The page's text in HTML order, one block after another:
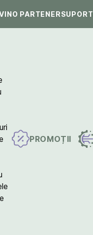
PARTENERSUPORT
PROMOȚII